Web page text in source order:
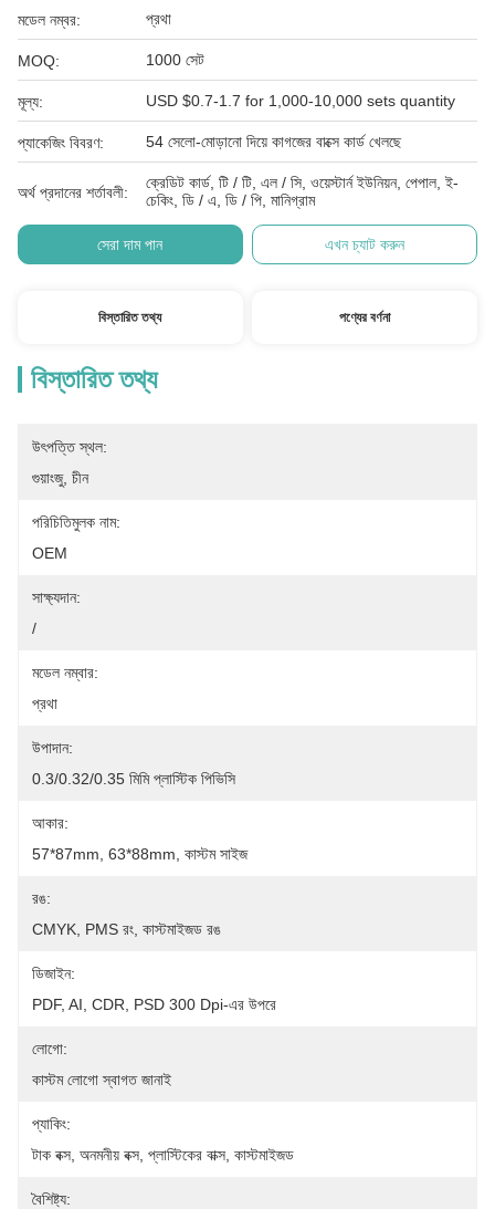
মডেল নম্বর: প্রথা
MOQ: 1000 সেট
মূল্য: USD $0.7-1.7 for 1,000-10,000 sets quantity
প্যাকেজিং বিবরণ: 54 সেলো-মোড়ানো দিয়ে কাগজের বাক্সে কার্ড খেলছে
অর্থ প্রদানের শর্তাবলী:
ক্রেডিট কার্ড, টি / টি, এল / সি, ওয়েস্টার্ন ইউনিয়ন, পেপাল, ই-
চেকিং, ডি / এ, ডি / পি, মানিগ্রাম
সেরা দাম পান এখন চ্যাট করুন
বিস্তারিত তথ্য পণ্যের বর্ণনা
বিস্তারিত তথ্য
উৎপত্তি স্থল:
গুয়াংজু, চীন
পরিচিতিমুলক নাম:
OEM
সাক্ষ্যদান:
/
মডেল নম্বার:
প্রথা
উপাদান:
0.3/0.32/0.35 মিমি প্লাস্টিক পিভিসি
আকার:
57*87mm, 63*88mm, কাস্টম সাইজ
রঙ:
CMYK, PMS রং, কাস্টমাইজড রঙ
ডিজাইন:
PDF, AI, CDR, PSD 300 Dpi-এর উপরে
লোগো:
কাস্টম লোগো স্বাগত জানাই
প্যাকিং:
টাক বক্স, অনমনীয় বক্স, প্লাস্টিকের বাক্স, কাস্টমাইজড
বৈশিষ্ট্য: